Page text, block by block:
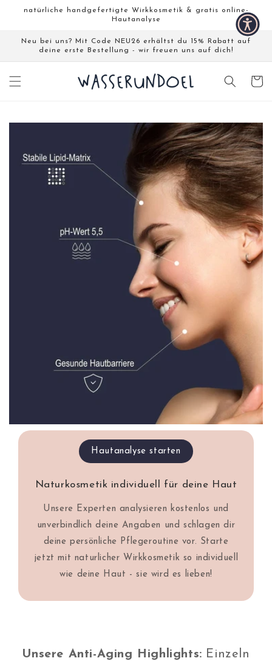
Zum Inhalt springen
Zum Menü springen
Fußzeile springen
Barrierefreiheits-Widget öffnen
zum
natürliche handgefertigte Wirkkosmetik & gratis online-
Hautanalyse
Neu bei uns? Mit Code NEU26 erhältst du 15% Rabatt auf
deine erste Bestellung - wir freuen uns auf dich!
Hautanalyse starten
Naturkosmetik individuell für deine Haut
Unsere Experten analysieren kostenlos und
unverbindlich deine Angaben und schlagen dir
deine persönliche Pflegeroutine vor. Starte
jetzt mit naturlicher Wirkkosmetik so individuell
wie deine Haut - sie wird es lieben!
Unsere Anti-Aging Highlights: Einzeln